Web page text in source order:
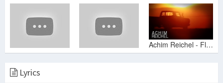
All Tracks - Juliane Werding juliane werding 2
Achim Reichel - Fliegende Pferde (Official Video) OFFICIAL
Lyrics